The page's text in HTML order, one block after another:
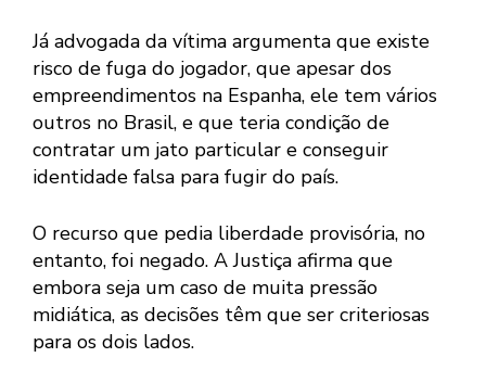
Já advogada da vítima argumenta que existe
risco de fuga do jogador, que apesar dos
empreendimentos na Espanha, ele tem vários
outros no Brasil, e que teria condição de
contratar um jato particular e conseguir
identidade falsa para fugir do país.
O recurso que pedia liberdade provisória, no
entanto, foi negado. A Justiça afirma que
embora seja um caso de muita pressão
midiática, as decisões têm que ser criteriosas
para os dois lados.